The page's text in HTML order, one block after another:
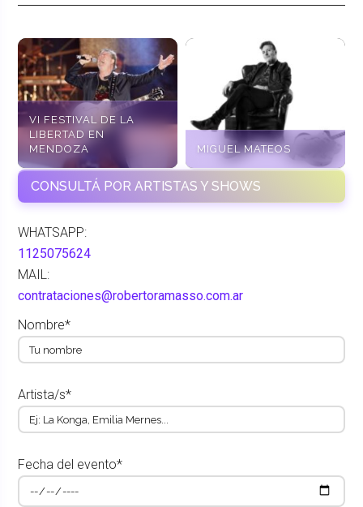
VI FESTIVAL DE LA
LIBERTAD EN
MENDOZA
MIGUEL MATEOS
CONSULTÁ POR ARTISTAS Y SHOWS
WHATSAPP:
1125075624
MAIL:
contrataciones@robertoramasso.com.ar
Nombre*
Artista/s*
Fecha del evento*